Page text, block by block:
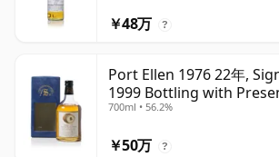
￥48万 ?
Port Ellen 1976 22年,
1999 Bottling with
Cask 4749
700ml • 56.2%
￥50万 ?